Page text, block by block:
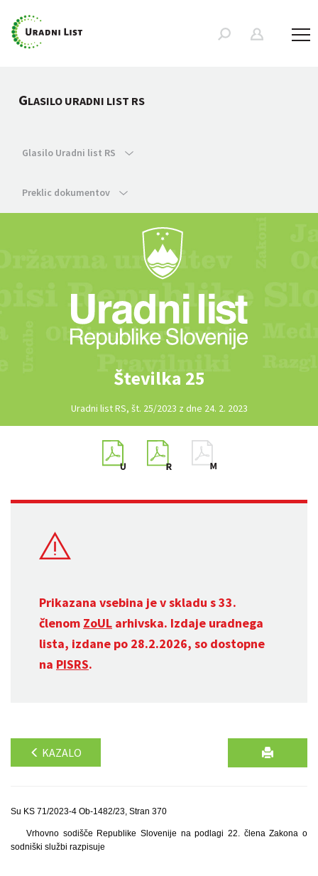
GLASILO URADNI LIST RS
Glasilo Uradni list RS
Preklic dokumentov
Številka 25
Uradni list RS, št. 25/2023 z dne 24. 2. 2023
Prikazana vsebina je v skladu s 33.
členom ZoUL arhivska. Izdaje uradnega
lista, izdane po 28.2.2026, so dostopne
na PISRS.
KAZALO
Su KS 71/2023-4 Ob-1482/23, Stran 370
Vrhovno sodišče Republike Slovenije na podlagi 22. člena Zakona o
sodniški službi razpisuje